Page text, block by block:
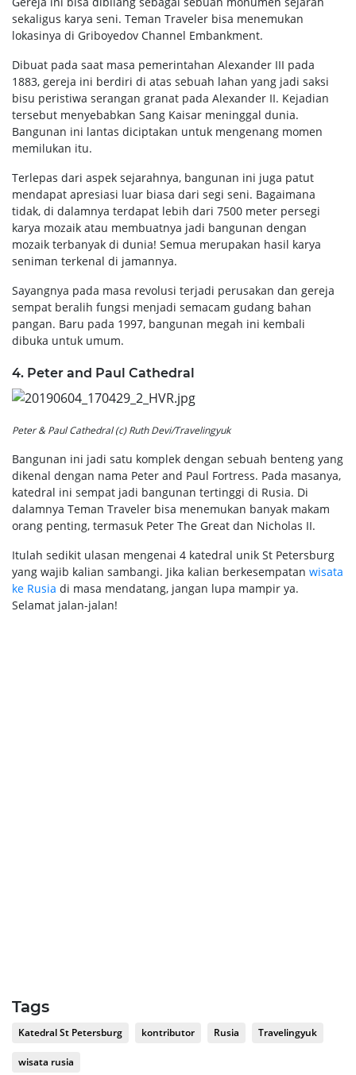
sekaligus karya seni. Teman Traveler bisa menemukan
lokasinya di Griboyedov Channel Embankment.
Dibuat pada saat masa pemerintahan Alexander III pada
1883, gereja ini berdiri di atas sebuah lahan yang jadi saksi
bisu peristiwa serangan granat pada Alexander II. Kejadian
tersebut menyebabkan Sang Kaisar meninggal dunia.
Bangunan ini lantas diciptakan untuk mengenang momen
memilukan itu.
Terlepas dari aspek sejarahnya, bangunan ini juga patut
mendapat apresiasi luar biasa dari segi seni. Bagaimana
tidak, di dalamnya terdapat lebih dari 7500 meter persegi
karya mozaik atau membuatnya jadi bangunan dengan
mozaik terbanyak di dunia! Semua merupakan hasil karya
seniman terkenal di jamannya.
Sayangnya pada masa revolusi terjadi perusakan dan gereja
sempat beralih fungsi menjadi semacam gudang bahan
pangan. Baru pada 1997, bangunan megah ini kembali
dibuka untuk umum.
4. Peter and Paul Cathedral
Peter & Paul Cathedral (c) Ruth Devi/Travelingyuk
Bangunan ini jadi satu komplek dengan sebuah benteng yang
dikenal dengan nama Peter and Paul Fortress. Pada masanya,
katedral ini sempat jadi bangunan tertinggi di Rusia. Di
dalamnya Teman Traveler bisa menemukan banyak makam
orang penting, termasuk Peter The Great dan Nicholas II.
Itulah sedikit ulasan mengenai 4 katedral unik St Petersburg
yang wajib kalian sambangi. Jika kalian berkesempatan wisata
ke Rusia di masa mendatang, jangan lupa mampir ya.
Selamat jalan-jalan!
Tags
Katedral St Petersburg kontributor Rusia Travelingyuk
wisata rusia